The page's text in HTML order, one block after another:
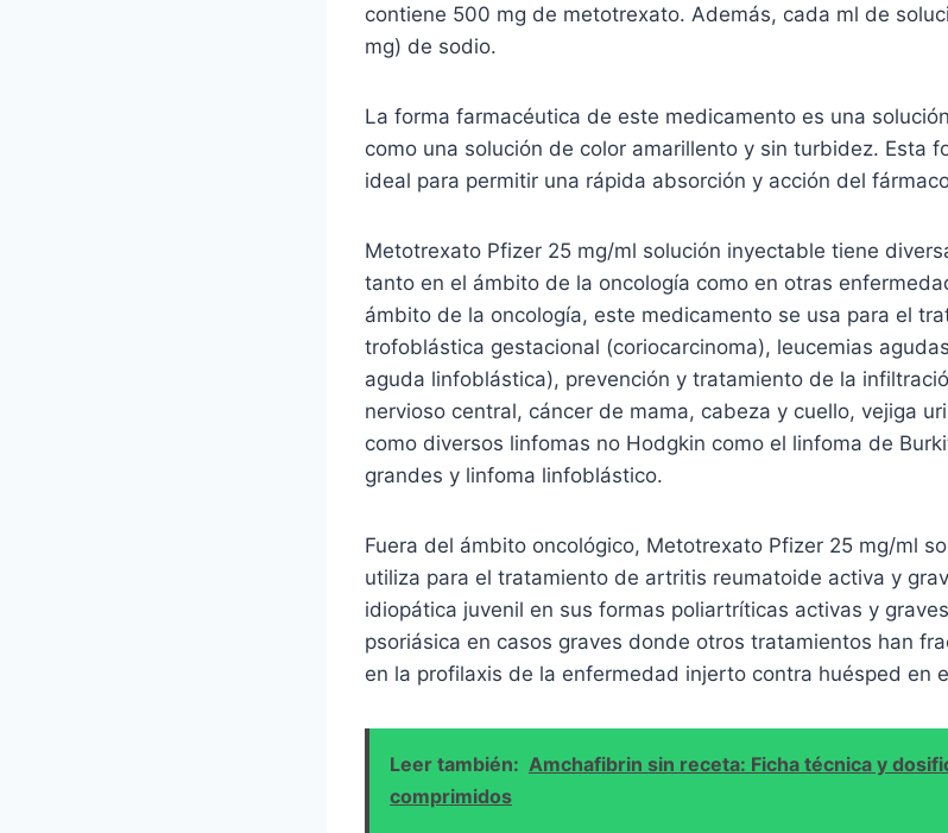
contiene 500 mg de metotrexato. Además, cada ml de
mg) de sodio.
La forma farmacéutica de este medicamento es una
como una solución de color amarillento y sin turbidez. Esta
ideal para permitir una rápida absorción y acción del
Metotrexato Pfizer 25 mg/ml solución inyectable tiene
tanto en el ámbito de la oncología como en otras
ámbito de la oncología, este medicamento se usa para el
trofoblástica gestacional (coriocarcinoma), leucemias
aguda linfoblástica), prevención y tratamiento de la
nervioso central, cáncer de mama, cabeza y cuello, vejiga
como diversos linfomas no Hodgkin como el linfoma de
grandes y linfoma linfoblástico.
Fuera del ámbito oncológico, Metotrexato Pfizer 25 mg/ml
utiliza para el tratamiento de artritis reumatoide activa y
idiopática juvenil en sus formas poliartríticas activas y
psoriásica en casos graves donde otros tratamientos han
en la profilaxis de la enfermedad injerto contra huésped en
Leer también: Amchafibrin sin receta: Ficha técnica y
comprimidos